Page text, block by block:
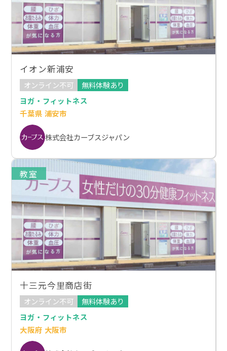
イオン新浦安
オンライン不可
無料体験あり
ヨガ・フィットネス
千葉県 浦安市
株式会社カーブスジャパン
教室
十三元今里商店街
オンライン不可
無料体験あり
ヨガ・フィットネス
大阪府 大阪市